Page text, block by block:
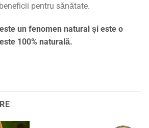
pentru sănătate.
un fenomen natural și este o
100% naturală.